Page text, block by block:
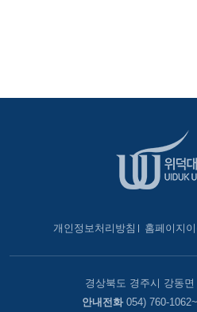
개인정보처리방침 홈페이지
경상북도 경주시 강동
안내전화054) 760-